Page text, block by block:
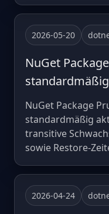
2026-05-20
NuGet
NuGet Package
standardmäßig
transitive
sowie Restore-
2026-04-24